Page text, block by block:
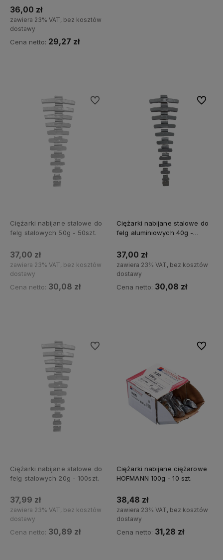
36,00 zł
zawiera 23% VAT, bez kosztów
dostawy
Cena netto: 29,27 zł
Ciężarki nabijane stalowe do
felg stalowych 50g - 50szt.
37,00 zł
zawiera 23% VAT, bez kosztów
dostawy
Cena netto: 30,08 zł
Do ulubionych
Ciężarki nabijane stalowe do
felg aluminiowych 40g -
37,00 zł
zawiera 23% VAT, bez kosztów
dostawy
Cena netto: 30,08 zł
Do
Ciężarki nabijane stalowe do
felg stalowych 20g - 100szt.
37,99 zł
zawiera 23% VAT, bez kosztów
dostawy
Cena netto: 30,89 zł
Do ulubionych
Ciężarki nabijane ciężarowe
HOFMANN 100g - 10 szt.
38,48 zł
zawiera 23% VAT, bez kosztów
dostawy
Cena netto: 31,28 zł
Do